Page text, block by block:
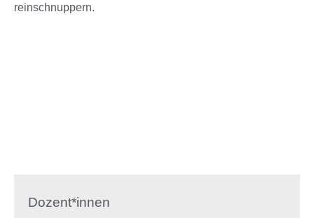
reinschnuppern.
Dozent*innen